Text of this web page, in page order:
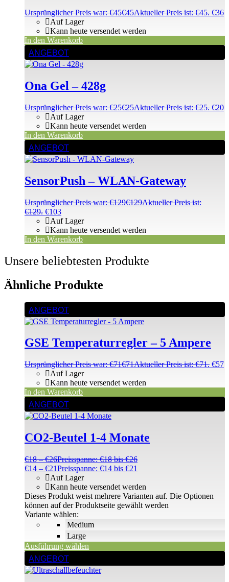
Ursprünglicher Preis war: €45€45Aktueller Preis ist: €45. €36
Auf Lager
Kann heute versendet werden
In den Warenkorb
ANGEBOT
Ona Gel – 428g
Ursprünglicher Preis war: €25€25Aktueller Preis ist: €25. €20
Auf Lager
Kann heute versendet werden
In den Warenkorb
ANGEBOT
SensorPush – WLAN-Gateway
Ursprünglicher Preis war: €129€129Aktueller Preis ist:
€129. €103
Auf Lager
Kann heute versendet werden
In den Warenkorb
Unsere beliebtesten Produkte
Ähnliche Produkte
ANGEBOT
GSE Temperaturregler – 5 Ampere
Ursprünglicher Preis war: €71€71Aktueller Preis ist: €71. €57
Auf Lager
Kann heute versendet werden
In den Warenkorb
ANGEBOT
CO2-Beutel 1-4 Monate
€18 –€26Preisspanne: €18 bis €26
€14 – €21Preisspanne: €14 bis €21
Medium
Large
Auf Lager
Kann heute versendet werden
Variante wählen:
Ausführung wählen
Dieses Produkt weist mehrere Varianten auf. Die Optionen
können auf der Produktseite gewählt werden
ANGEBOT